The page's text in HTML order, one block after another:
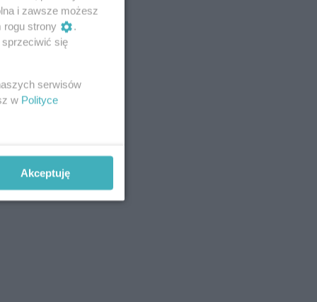
i zawsze możesz
rogu strony
.
się
serwisów
w Polityce
Akceptuję